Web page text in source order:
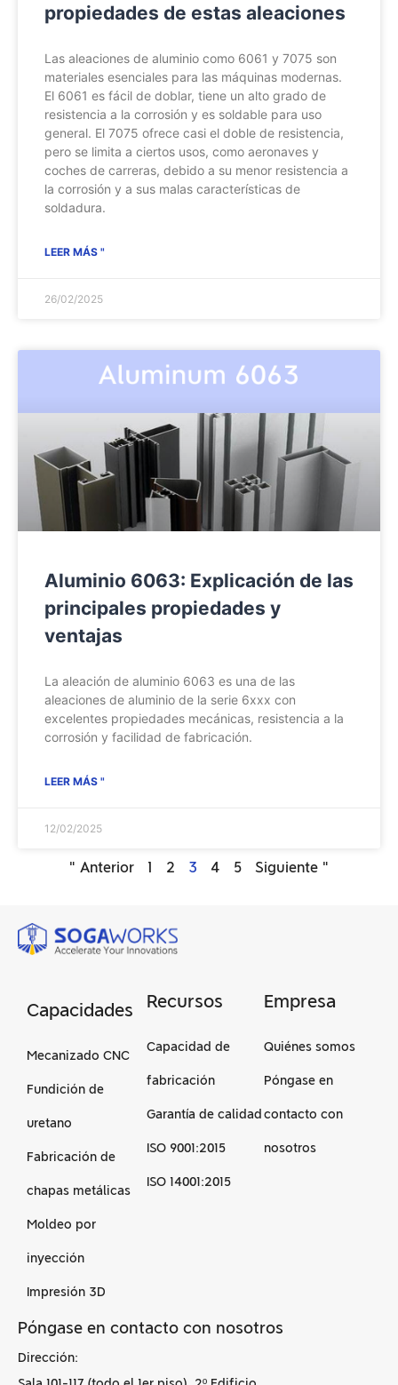
propiedades de estas aleaciones
Las aleaciones de aluminio como 6061 y 7075 son
materiales esenciales para las máquinas modernas.
El 6061 es fácil de doblar, tiene un alto grado de
resistencia a la corrosión y es soldable para uso
general. El 7075 ofrece casi el doble de resistencia,
pero se limita a ciertos usos, como aeronaves y
coches de carreras, debido a su menor resistencia a
la corrosión y a sus malas características de
soldadura.
LEER MÁS "
26/02/2025
Aluminio 6063: Explicación de las
principales propiedades y
ventajas
La aleación de aluminio 6063 es una de las
aleaciones de aluminio de la serie 6xxx con
excelentes propiedades mecánicas, resistencia a la
corrosión y facilidad de fabricación.
LEER MÁS "
12/02/2025
" Anterior 1 2 3 4 5 Siguiente "
Capacidades
Mecanizado CNC
Fundición de
uretano
Fabricación de
chapas metálicas
Moldeo por
inyección
Impresión 3D
Recursos
Capacidad de
fabricación
Garantía de calidad
ISO 9001:2015
ISO 14001:2015
Empresa
Quiénes somos
Póngase en
contacto con
nosotros
Póngase en contacto con nosotros
Dirección: